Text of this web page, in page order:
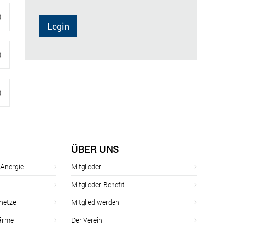
Login
ÜBER UNS
Mitglieder
Mitglieder-Benefit
Mitglied werden
Der Verein